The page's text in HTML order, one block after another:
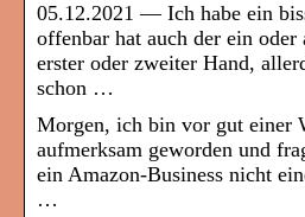
05.12.2021 — Ich habe ein
offenbar hat auch der ein oder
erster oder zweiter Hand,
schon …
Morgen, ich bin vor gut einer
aufmerksam geworden und
ein Amazon-Business nicht
…